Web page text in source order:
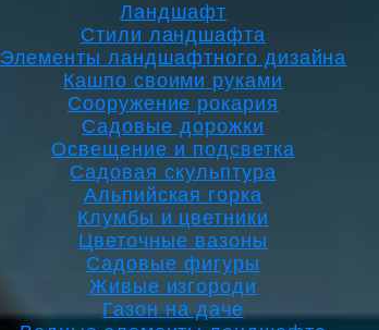
Ландшафт
Стили ландшафта
Элементы ландшафтного дизайна
Кашпо своими руками
Сооружение рокария
Садовые дорожки
Освещение и подсветка
Садовая скульптура
Альпийская горка
Клумбы и цветники
Цветочные вазоны
Садовые фигуры
Живые изгороди
Газон на даче